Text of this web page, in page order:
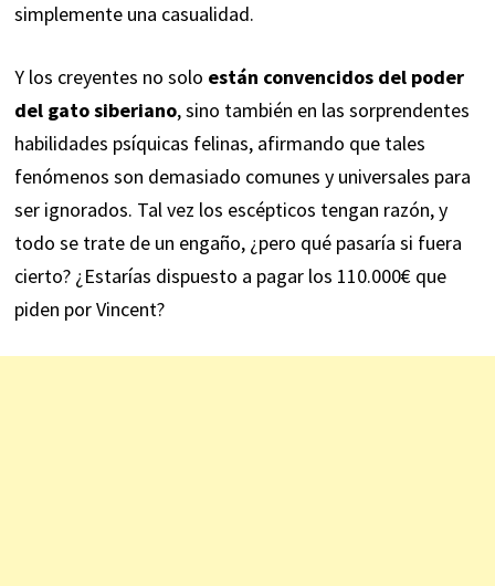
simplemente una casualidad.
Y los creyentes no solo están convencidos del poder
del gato siberiano, sino también en las sorprendentes
habilidades psíquicas felinas, afirmando que tales
fenómenos son demasiado comunes y universales para
ser ignorados. Tal vez los escépticos tengan razón, y
todo se trate de un engaño, ¿pero qué pasaría si fuera
cierto? ¿Estarías dispuesto a pagar los 110.000€ que
piden por Vincent?